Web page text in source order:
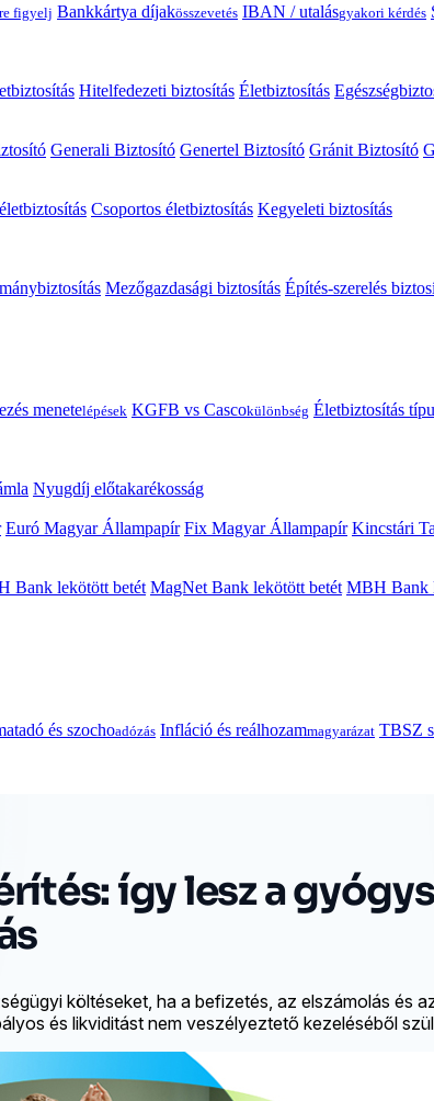
figyelj Bankkártya díjakösszevetés IBAN / utalásgyakori kérdés
Hitelfedezeti biztosítás Életbiztosítás
Generali Biztosító Genertel Biztosító Gránit Biztosító
Csoportos életbiztosítás Kegyeleti biztosítás
Mezőgazdasági biztosítás Építés-szerelés
menetelépések KGFB vs Cascokülönbség Életbiztosítás
Nyugdíj előtakarékosság
Euró Magyar Állampapír Fix Magyar Állampapír Kincstári
Bank lekötött betét MagNet Bank lekötött betét MBH Bank
és szochoadózás Infláció és reálhozammagyarázat TBSZ
így lesz a
költéseket, ha a befizetés, az elszámolás és
és likviditást nem veszélyeztető kezeléséből